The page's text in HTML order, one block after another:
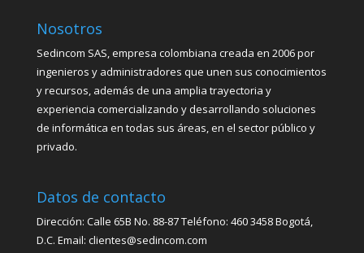
Nosotros
Sedincom SAS, empresa colombiana creada en 2006 por
ingenieros y administradores que unen sus conocimientos
y recursos, además de una amplia trayectoria y
experiencia comercializando y desarrollando soluciones
de informática en todas sus áreas, en el sector público y
privado.
Datos de contacto
Dirección: Calle 65B No. 88-87 Teléfono: 460 3458 Bogotá,
D.C. Email: clientes@sedincom.com